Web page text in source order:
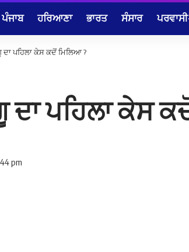
ਪੰਜਾਬ ਹਰਿਆਣਾ ਭਾਰਤ ਸੰਸਾਰ
ਦਾ ਪਹਿਲਾ ਕੇਸ ਕਦੋਂ ਮਿਲਿਆ ?
ਦਾ ਪਹਿਲਾ ਕੇਸ
pm